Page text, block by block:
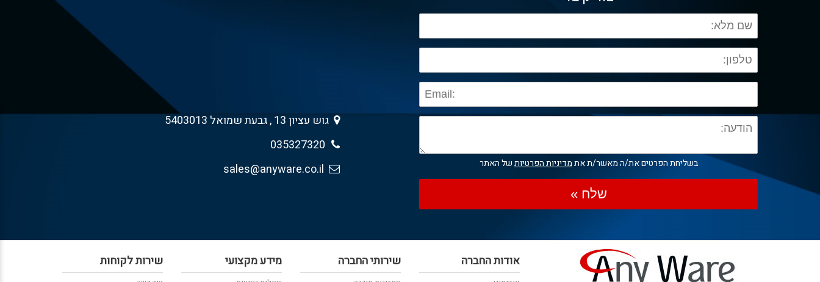
בשליחת הפרטים את/ה מאשר/ת אתמדיניות הפרטיותשל האתר
שלח »
גוש עציון 13 , גבעת שמואל 5403013
035327320
אודות החברה שירותי החברה מידע מקצועי שירות לקוחות